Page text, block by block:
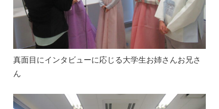
真面目にインタビューに応じる大学生お姉さんお兄さ
ん